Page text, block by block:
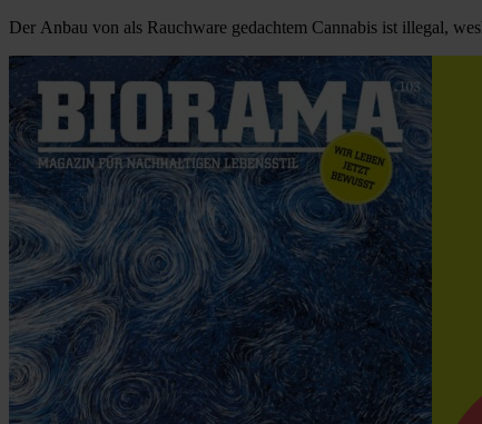
Der Anbau von als Rauchware gedachtem Cannabis ist illegal,